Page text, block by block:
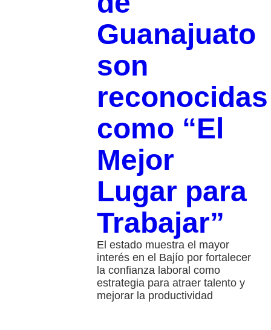
Guanajuato
son
reconocidas
como “El
Mejor
Lugar para
Trabajar”
El estado muestra el mayor
interés en el Bajío por fortalecer
la confianza laboral como
estrategia para atraer talento y
mejorar la productividad